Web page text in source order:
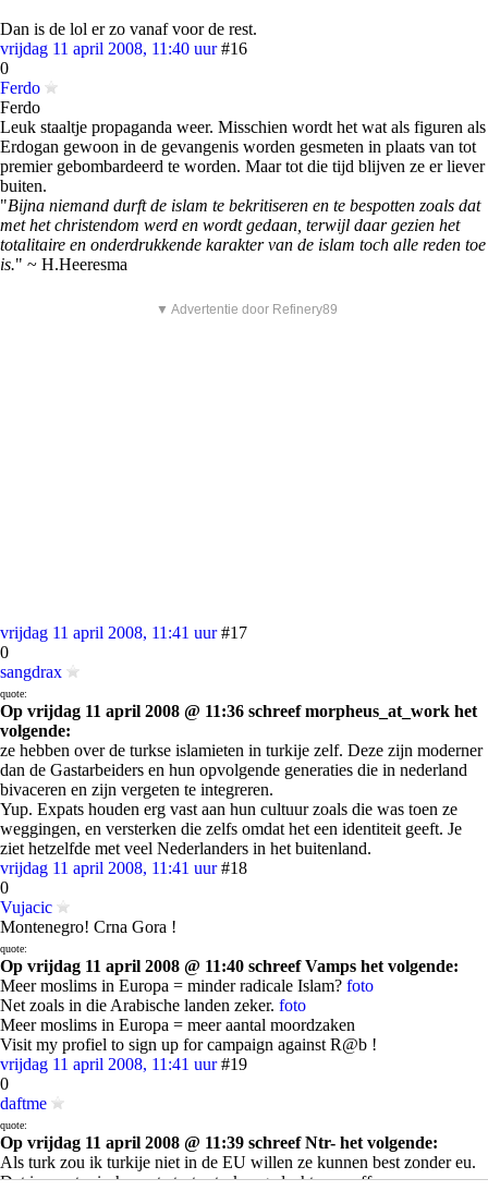
Dan is de lol er zo vanaf voor de rest.
vrijdag 11 april 2008, 11:40 uur #16
0
Ferdo
Ferdo
Leuk staaltje propaganda weer. Misschien wordt het wat als figuren als
Erdogan gewoon in de gevangenis worden gesmeten in plaats van tot
premier gebombardeerd te worden. Maar tot die tijd blijven ze er liever
buiten.
"Bijna niemand durft de islam te bekritiseren en te bespotten zoals dat
met het christendom werd en wordt gedaan, terwijl daar gezien het
totalitaire en onderdrukkende karakter van de islam toch alle reden toe
is." ~ H.Heeresma
▼ Advertentie door Refinery89
vrijdag 11 april 2008, 11:41 uur #17
0
sangdrax
quote:
Op vrijdag 11 april 2008 @ 11:36 schreef morpheus_at_work het
volgende:
ze hebben over de turkse islamieten in turkije zelf. Deze zijn moderner
dan de Gastarbeiders en hun opvolgende generaties die in nederland
bivaceren en zijn vergeten te integreren.
Yup. Expats houden erg vast aan hun cultuur zoals die was toen ze
weggingen, en versterken die zelfs omdat het een identiteit geeft. Je
ziet hetzelfde met veel Nederlanders in het buitenland.
vrijdag 11 april 2008, 11:41 uur #18
0
Vujacic
Montenegro! Crna Gora !
quote:
Op vrijdag 11 april 2008 @ 11:40 schreef Vamps het volgende:
Meer moslims in Europa = minder radicale Islam? foto
Net zoals in die Arabische landen zeker. foto
Meer moslims in Europa = meer aantal moordzaken
Visit my profiel to sign up for campaign against R@b !
vrijdag 11 april 2008, 11:41 uur #19
0
daftme
quote:
Op vrijdag 11 april 2008 @ 11:39 schreef Ntr- het volgende:
Als turk zou ik turkije niet in de EU willen ze kunnen best zonder eu.
Dat is nou typisch een te trotse turkse gedachte. no offence.